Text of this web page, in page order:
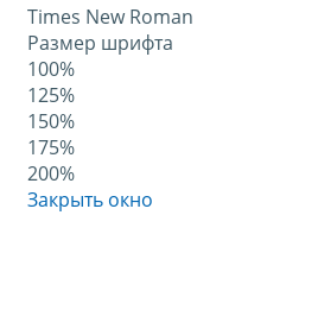
Times New Roman
Размер шрифта
100%
125%
150%
175%
200%
Закрыть окно